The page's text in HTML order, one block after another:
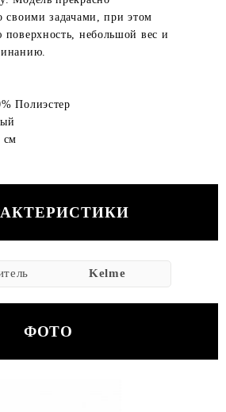
своими задачами, при этом
поверхность, небольшой вес и
Полиэстер
см
Kelme
ФОТО